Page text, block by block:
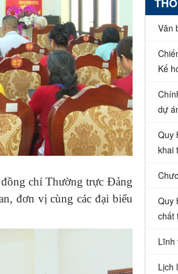
chí Thường trực Đảng
đơn vị cùng các đại biểu
Văn
Kế
dự
Quy
khai
Quy
chất
Lĩnh
Lịch